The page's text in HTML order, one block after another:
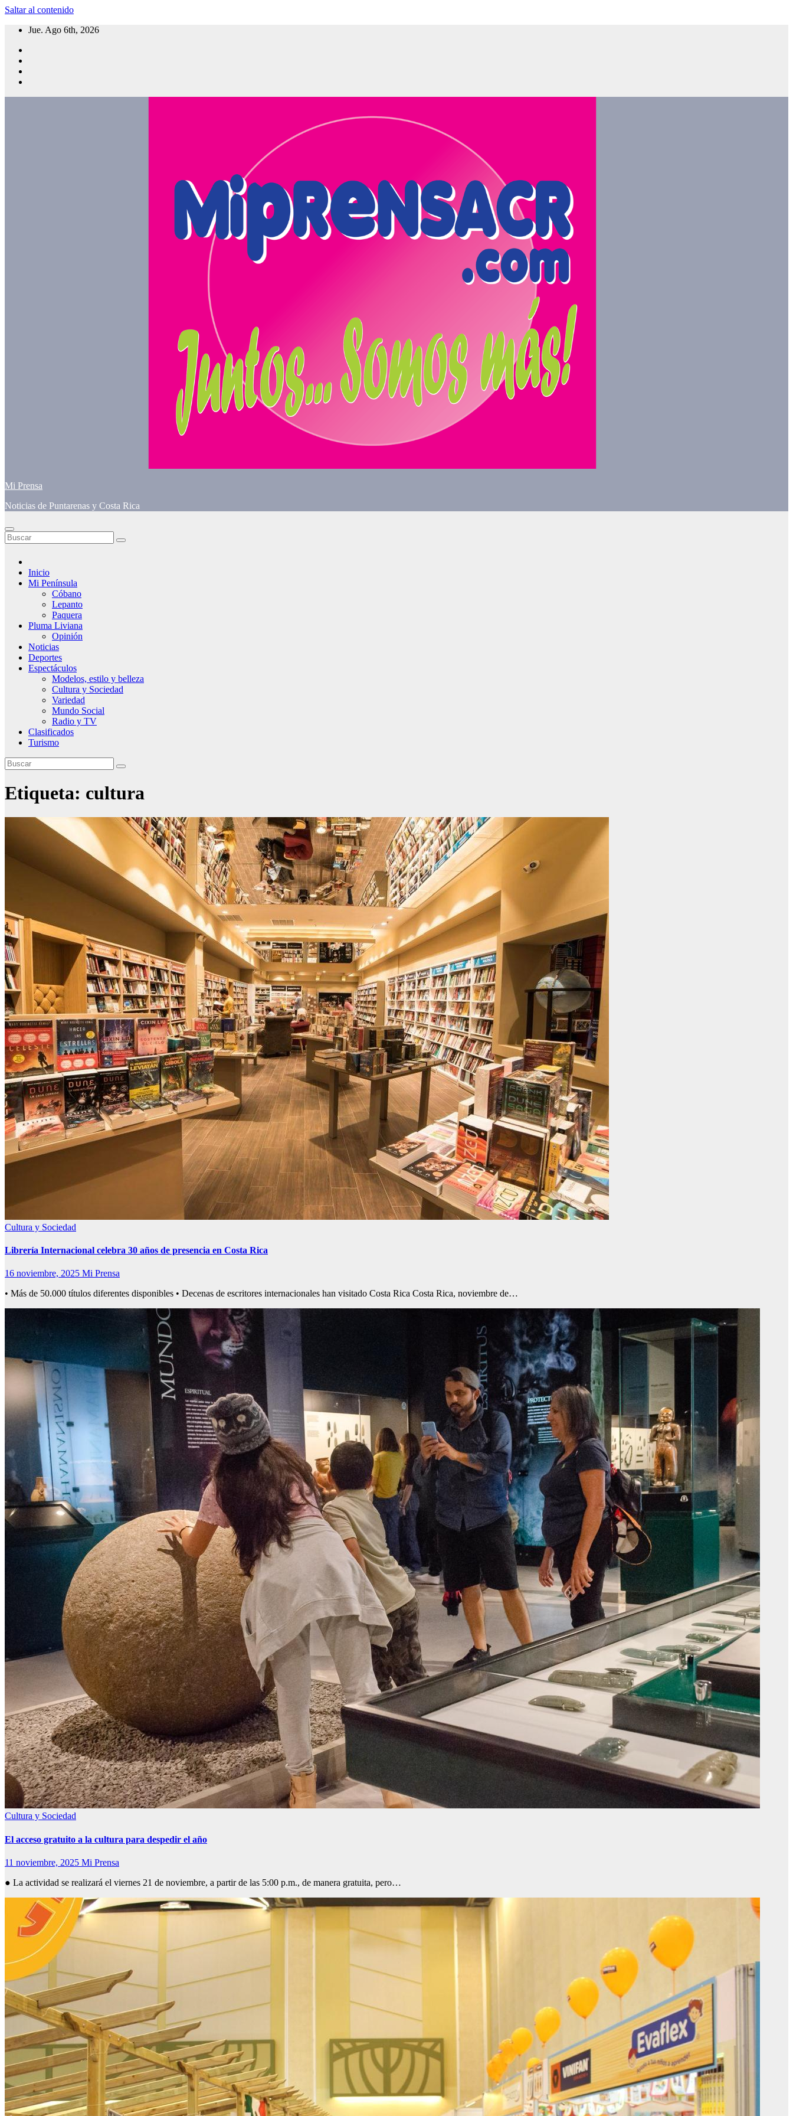
Saltar al contenido
Jue. Ago 6th, 2026
Mi Prensa
Noticias de Puntarenas y Costa Rica
Inicio
Mi Península
Cóbano
Lepanto
Paquera
Pluma Liviana
Opinión
Noticias
Deportes
Espectáculos
Modelos, estilo y belleza
Cultura y Sociedad
Variedad
Mundo Social
Radio y TV
Clasificados
Turismo
Etiqueta: cultura
Cultura y Sociedad
Librería Internacional celebra 30 años de presencia en Costa Rica
16 noviembre, 2025 Mi Prensa
• Más de 50.000 títulos diferentes disponibles • Decenas de escritores internacionales han visitado Costa Rica Costa Rica, noviembre de…
Cultura y Sociedad
El acceso gratuito a la cultura para despedir el año
11 noviembre, 2025 Mi Prensa
● La actividad se realizará el viernes 21 de noviembre, a partir de las 5:00 p.m., de manera gratuita, pero…